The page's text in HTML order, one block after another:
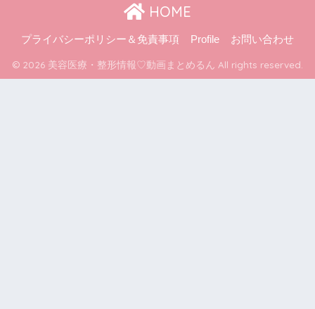
HOME
プライバシーポリシー＆免責事項 Profile お問い合わせ
© 2026 美容医療・整形情報♡動画まとめるん All rights reserved.